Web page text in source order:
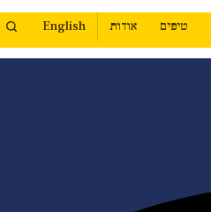
טיפים אודות English